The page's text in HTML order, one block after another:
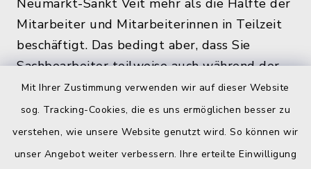
Mit Ihrer Zustimmung verwenden wir auf dieser Website
sog. Tracking-Cookies, die es uns ermöglichen besser zu
verstehen, wie unsere Website genutzt wird. So können wir
unser Angebot weiter verbessern. Ihre erteilte Einwilligung
Neumarkt-Sankt Veit mehr als die Hälfte der
Mitarbeiter und Mitarbeiterinnen in Teilzeit
beschäftigt. Das bedingt aber, dass Sie
Sachbearbeiter teilweise auch während der
üblichen Bürozeiten und zu den
Öffnungszeiten, nicht im Rathaus antreffen.